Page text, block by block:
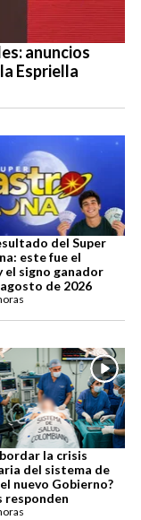
anuncios
Espriella
del Super
este fue el
el signo ganador
de 2026
la crisis
del sistema de
nuevo Gobierno?
responden